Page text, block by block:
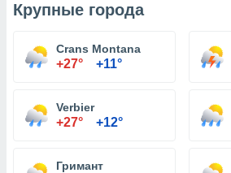
Крупные города
Crans Montana
+27° +11°
Verbier
+27° +12°
Гримант